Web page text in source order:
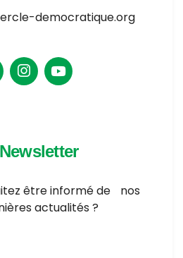
democratique.org
Newsletter
être informé de nos
actualités ?